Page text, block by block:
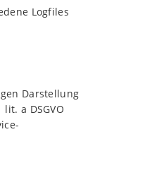
Logfiles
Darstellung
a DSGVO